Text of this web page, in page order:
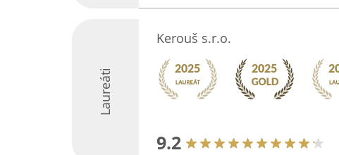
Laureáti
Kerouš s.r.o.
9.2